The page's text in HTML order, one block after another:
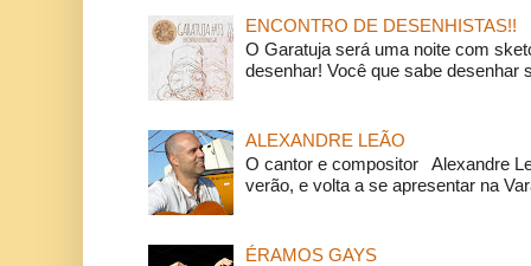
ENCONTRO DE DESENHISTAS!!
O Garatuja será uma noite com
desenhar! Você que sabe desenhar
ALEXANDRE LEÃO
O cantor e compositor Alexandre
verão, e volta a se apresentar na
ÉRAMOS GAYS